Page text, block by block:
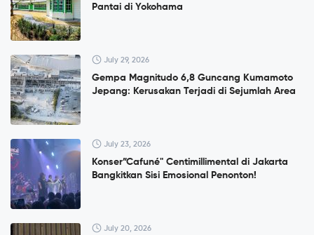
Pantai di Yokohama
July 29, 2026
Gempa Magnitudo 6,8 Guncang Kumamoto
Jepang: Kerusakan Terjadi di Sejumlah Area
July 23, 2026
Konser”Cafuné" Centimillimental di Jakarta
Bangkitkan Sisi Emosional Penonton!
July 20, 2026